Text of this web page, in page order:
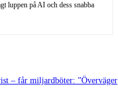
luppen på AI och dess snabba
– får miljardböter: ”Överväger